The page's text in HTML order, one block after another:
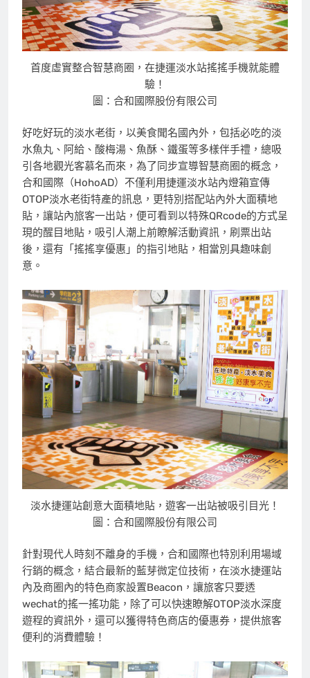
首度虛實整合智慧商圈，在捷運淡水站搖搖手機就能體
驗！
圖：合和國際股份有限公司
好吃好玩的淡水老街，以美食聞名國內外，包括必吃的淡
水魚丸、阿給、酸梅湯、魚酥、鐵蛋等多樣伴手禮，總吸
引各地觀光客慕名而來，為了同步宣導智慧商圈的概念，
合和國際（HohoAD）不僅利用捷運淡水站內燈箱宣傳
OTOP淡水老街特產的訊息，更特別搭配站內外大面積地
貼，讓站內旅客一出站，便可看到以特殊QRcode的方式呈
現的醒目地貼，吸引人潮上前瞭解活動資訊，刷票出站
後，還有「搖搖享優惠」的指引地貼，相當別具趣味創
意。
淡水捷運站創意大面積地貼，遊客一出站被吸引目光！
圖：合和國際股份有限公司
針對現代人時刻不離身的手機，合和國際也特別利用場域
行銷的概念，結合最新的藍芽微定位技術，在淡水捷運站
內及商圈內的特色商家設置Beacon，讓旅客只要透
wechat的搖一搖功能，除了可以快速瞭解OTOP淡水深度
遊程的資訊外，還可以獲得特色商店的優惠券，提供旅客
便利的消費體驗！